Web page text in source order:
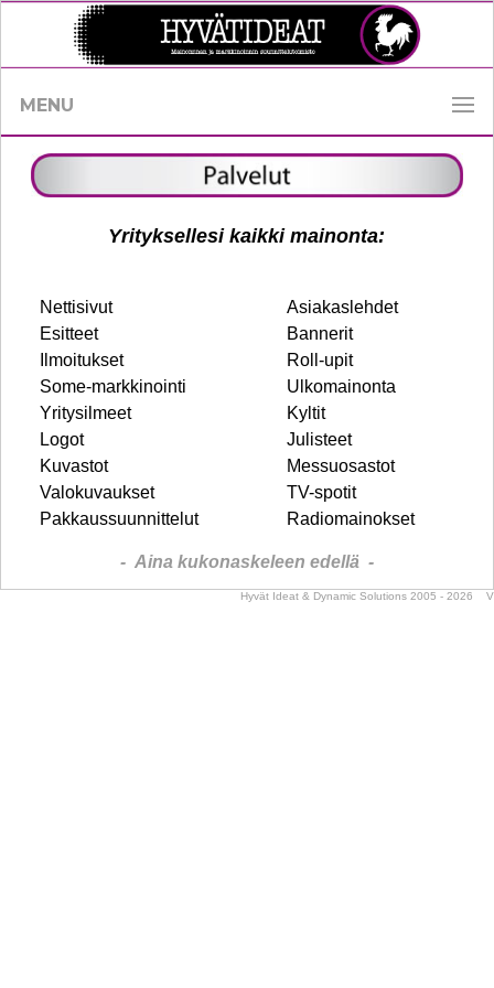
MENU
Yrityksellesi kaikki mainonta:
Nettisivut
Esitteet
Ilmoitukset
Some-markkinointi
Yritysilmeet
Logot
Kuvastot
Valokuvaukset
Pakkaussuunnittelut
Asiakaslehdet
Bannerit
Roll-upit
Ulkomainonta
Kyltit
Julisteet
Messuosastot
TV-spotit
Radiomainokset
- Aina kukonaskeleen edellä -
Hyvät Ideat & Dynamic Solutions 2005 - 2026 V